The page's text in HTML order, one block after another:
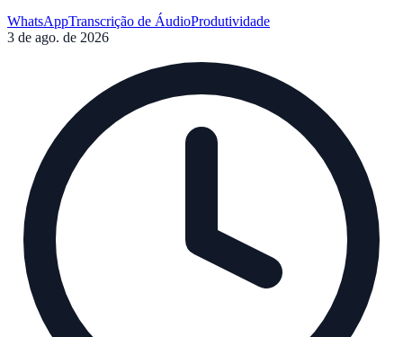
WhatsAppTranscrição de ÁudioProdutividade
3 de ago. de 2026